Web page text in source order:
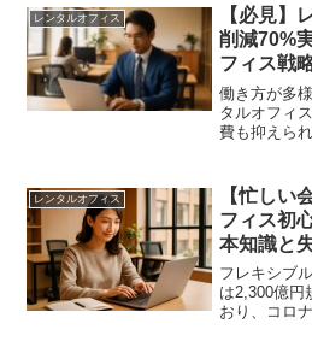
レンタルオフィス
【必見】
削減70%
フィス戦
働き方が多
タルオフィ
費も抑えら
が可能です
企業やベン
ら高い関心
ンタルオフ
ではありま
ーを保...
レンタルオフィス
【忙しい
フィス初
本知識と
クリスト
フレキシブ
は2,300億円
おり、コロ
及したこと